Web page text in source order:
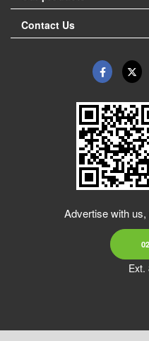
Contact Us
Advertise with
Ext.